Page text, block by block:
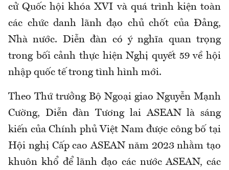
cử Quốc hội khóa XVI và quá trình kiện toàn
các chức danh lãnh đạo chủ chốt của Đảng,
Nhà nước. Diễn đàn có ý nghĩa quan trọng
trong bối cảnh thực hiện Nghị quyết 59 về hội
nhập quốc tế trong tình hình mới.
Theo Thứ trưởng Bộ Ngoại giao Nguyễn Mạnh
Cường, Diễn đàn Tương lai ASEAN là sáng
kiến của Chính phủ Việt Nam được công bố tại
Hội nghị Cấp cao ASEAN năm 2023 nhằm tạo
khuôn khổ để lãnh đạo các nước ASEAN, các